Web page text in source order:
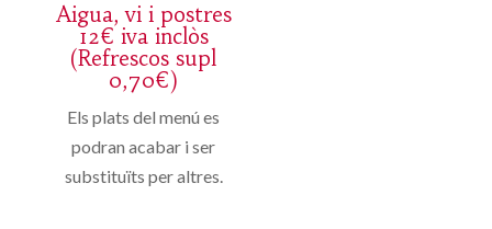
Aigua, vi i postres
12€ iva inclòs
(Refrescos supl
0,70€)
Els plats del menú es
podran acabar i ser
substituïts per altres.